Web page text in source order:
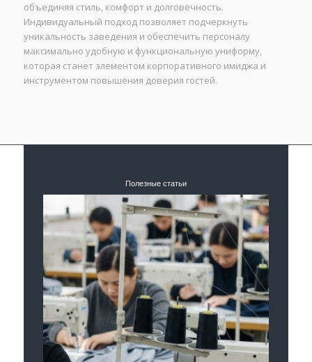
объединяя стиль, комфорт и долговечность.
Индивидуальный подход позволяет подчеркнуть
уникальность заведения и обеспечить персоналу
максимально удобную и функциональную униформу,
которая станет элементом корпоративного имиджа и
инструментом повышения доверия гостей.
Полезные статьи